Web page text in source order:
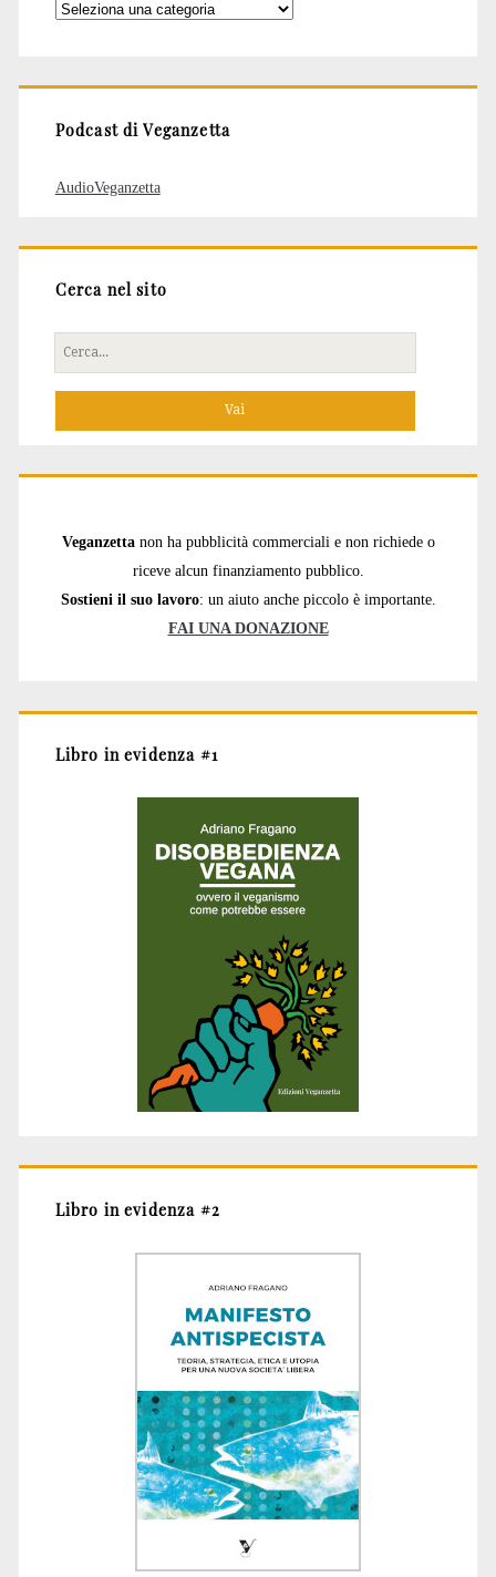
Categorie
Podcast di Veganzetta
AudioVeganzetta
Cerca nel sito
Cerca
per:
Veganzetta non ha pubblicità commerciali e non richiede o
riceve alcun finanziamento pubblico.
Sostieni il suo lavoro: un aiuto anche piccolo è importante.
FAI UNA DONAZIONE
Libro in evidenza #1
Libro in evidenza #2